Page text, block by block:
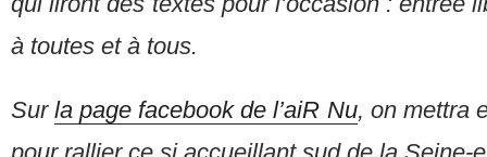
à toutes et à tous.
Surla page facebook de l’aiR Nu, on mettra